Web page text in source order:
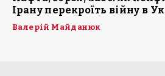
Ірану перекроїть війну в
Валерій Майданюк